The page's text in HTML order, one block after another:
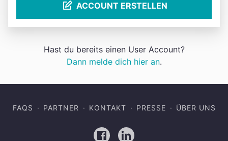
ACCOUNT ERSTELLEN
Hast du bereits einen User Account?
Dann melde dich hier an.
FAQS PARTNER KONTAKT PRESSE ÜBER UNS